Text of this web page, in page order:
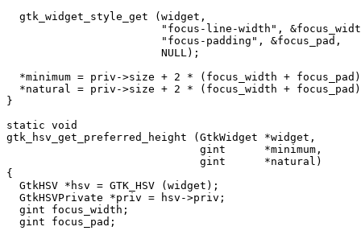
  gtk_widget_style_get (widget,
"focus-line-width",
                        "focus-padding", &focus_pad,
                        NULL);
*minimum = priv->size + 2 * (focus_width +
*natural = priv->size + 2 * (focus_width +
}
static void
gtk_hsv_get_preferred_height (GtkWidget *widget,
                              gint      *minimum,
                              gint      *natural)
{
  GtkHSV *hsv = GTK_HSV (widget);
  GtkHSVPrivate *priv = hsv->priv;
  gint focus_width;
  gint focus_pad;